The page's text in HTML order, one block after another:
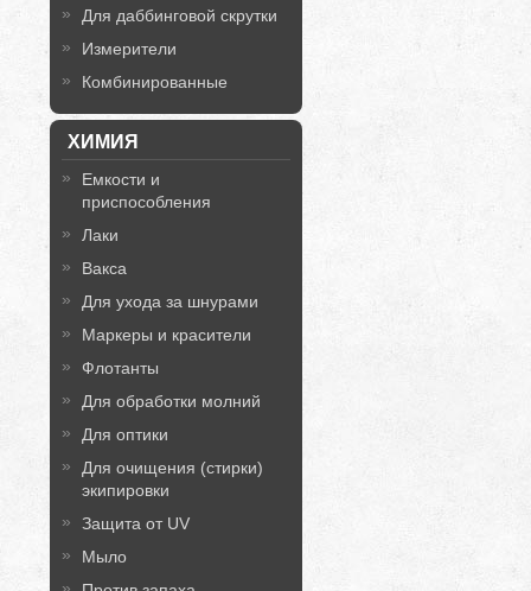
Для даббинговой скрутки
Измерители
Комбинированные
ХИМИЯ
Емкости и
приспособления
Лаки
Вакса
Для ухода за шнурами
Маркеры и красители
Флотанты
Для обработки молний
Для оптики
Для очищения (стирки)
экипировки
Защита от UV
Мыло